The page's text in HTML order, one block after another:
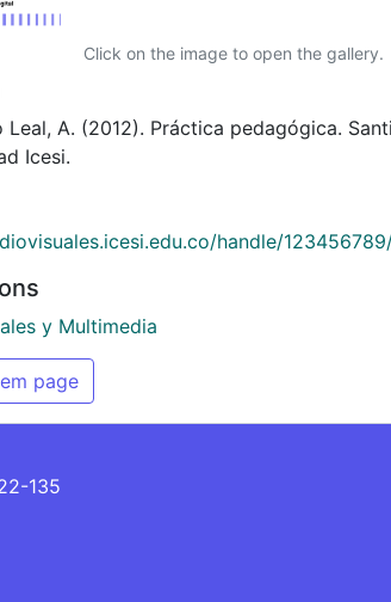
Click on the image to open the gallery.
Leal, A. (2012). Práctica pedagógica.
Icesi.
handle/
y Multimedia
page
135